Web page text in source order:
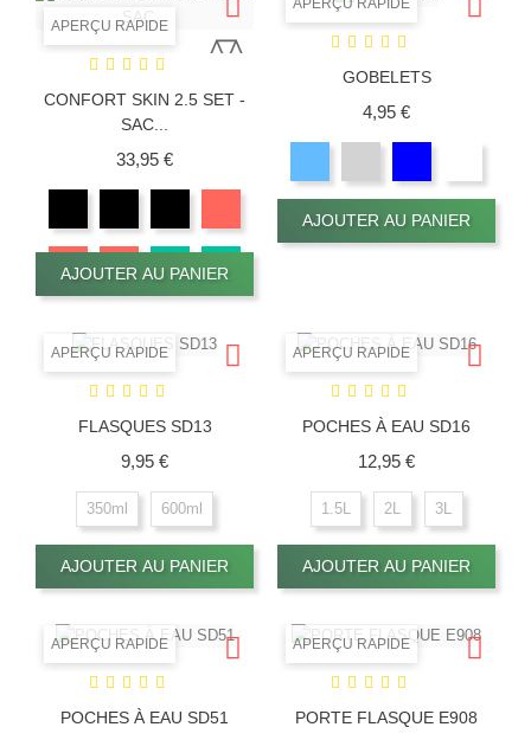
APERÇU RAPIDE
CONFORT SKIN 2.5 SET -
SAC...
33,95 €Prix
AJOUTER AU PANIER
APERÇU RAPIDE
GOBELETS
4,95 €Prix
AJOUTER AU PANIER
APERÇU RAPIDE
FLASQUES SD13
9,95 €Prix
350ml 600ml
AJOUTER AU PANIER
APERÇU RAPIDE
POCHES À EAU SD16
12,95 €Prix
1.5L 2L 3L
AJOUTER AU PANIER
APERÇU RAPIDE
POCHES À EAU SD51
APERÇU RAPIDE
PORTE FLASQUE E908